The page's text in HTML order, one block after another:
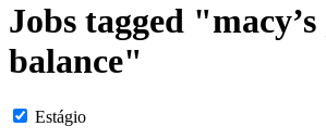
Jobs tagged
balance"
Estágio